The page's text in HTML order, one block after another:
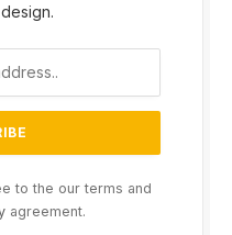
to the our terms and
agreement.